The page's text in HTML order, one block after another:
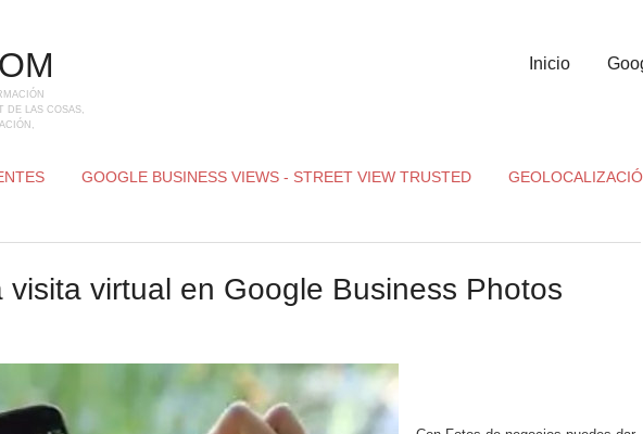
DE LAS COSAS,
Inicio
GOOGLE BUSINESS VIEWS - STREET VIEW TRUSTED
virtual en Google Business Photos